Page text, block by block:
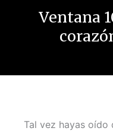
Ventana
Tal vez hayas oído